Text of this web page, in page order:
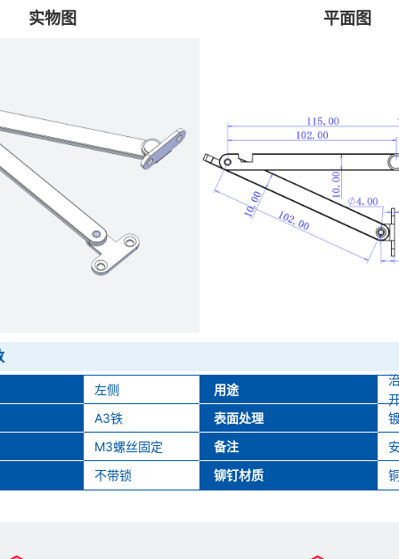
实物图 平面图
左侧 用途
A3铁
表面处理
M3螺丝固定
备注
不带锁
铆钉材质